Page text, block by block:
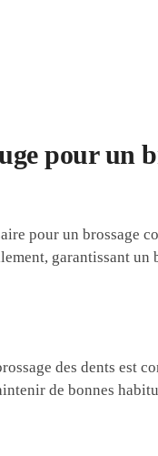
pour un
pour un brossage
garantissant un
des dents est
de bonnes